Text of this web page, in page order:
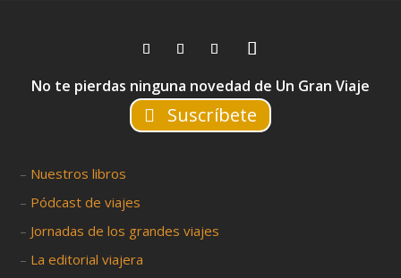
No te pierdas ninguna novedad de Un Gran Viaje
Suscríbete
– Nuestros libros
– Pódcast de viajes
– Jornadas de los grandes viajes
– La editorial viajera